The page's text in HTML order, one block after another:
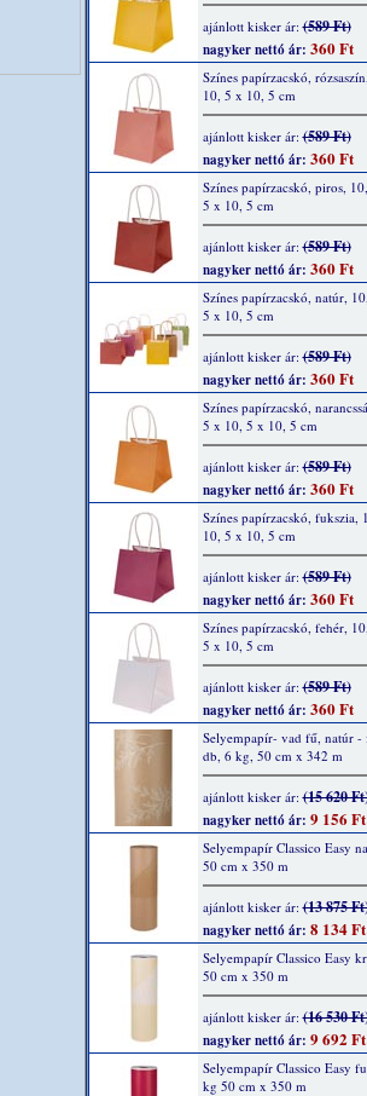
ajánlott kisker ár:(589 Ft)
nagyker nettó ár: 360 Ft
Színes papírzacskó,
10, 5 x 10, 5 cm
ajánlott kisker ár:(589 Ft)
nagyker nettó ár: 360 Ft
Színes papírzacskó, piros,
5 x 10, 5 cm
ajánlott kisker ár:(589 Ft)
nagyker nettó ár: 360 Ft
Színes papírzacskó, natúr,
5 x 10, 5 cm
ajánlott kisker ár:(589 Ft)
nagyker nettó ár: 360 Ft
Színes papírzacskó,
5 x 10, 5 x 10, 5 cm
ajánlott kisker ár:(589 Ft)
nagyker nettó ár: 360 Ft
Színes papírzacskó, fukszia,
10, 5 x 10, 5 cm
ajánlott kisker ár:(589 Ft)
nagyker nettó ár: 360 Ft
Színes papírzacskó, fehér,
5 x 10, 5 cm
ajánlott kisker ár:(589 Ft)
nagyker nettó ár: 360 Ft
Selyempapír- vad fű, natúr -
db, 6 kg, 50 cm x 342 m
ajánlott kisker ár:(15 620
nagyker nettó ár: 9 156 Ft
Selyempapír Classico Easy
50 cm x 350 m
ajánlott kisker ár:(13 875
nagyker nettó ár: 8 134 Ft
Selyempapír Classico Easy
50 cm x 350 m
ajánlott kisker ár:(16 530
nagyker nettó ár: 9 692 Ft
Selyempapír Classico Easy
kg 50 cm x 350 m